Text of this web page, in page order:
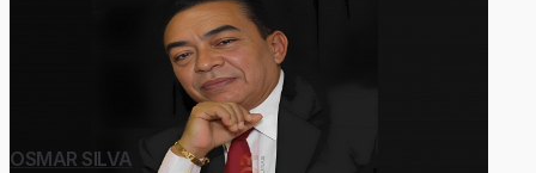
OSMAR SILVA